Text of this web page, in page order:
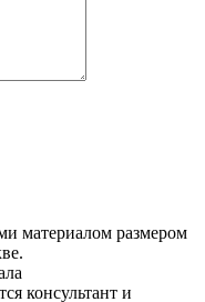
материалом размером
консультант и